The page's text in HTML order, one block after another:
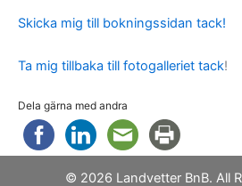
Skicka mig till bokningssidan tack!
Ta mig tillbaka till fotogalleriet tack!
Dela gärna med andra
© 2026 Landvetter BnB. All